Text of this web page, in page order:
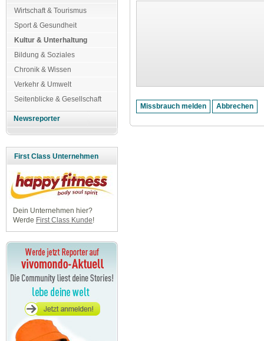
Wirtschaft & Tourismus
Sport & Gesundheit
Kultur & Unterhaltung
Bildung & Soziales
Chronik & Wissen
Verkehr & Umwelt
Seitenblicke & Gesellschaft
Newsreporter
First Class Unternehmen
Dein Unternehmen hier?
Werde First Class Kunde!